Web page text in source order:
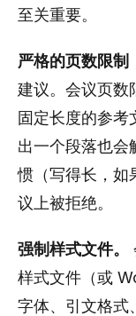
至关重要。
严格的页数限制
建议。会议页数
固定长度的参考
出一个段落也会
惯（写得长，如
议上被拒绝。
强制样式文件。
样式文件（或
字体、引文格式